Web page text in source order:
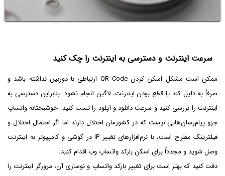
سرعت اینترنت و دسترسی به اینترنت را چک کنید
ممکن است مشکل اسکن کردن QR Code ارتباطی با دوربین نداشته باشد و
صرفاً به دلیل کند یا قطع بودن اینترنت، لاگین انجام نشود. بنابراین دسترسی به
اینترنت را بررسی کنید و سرعت دانلود و آپلود را تست کنید. خوشبختانه واتساپ
جزو پیام‌رسان‌هایی نیست که در کشورمان اختلال دارند اما اگر احتمال اختلال و
فیلترینگ مطرح است، با نرم‌افزارهای تغییر IP در گوشی و کامپیوتر به اینترنت
وصل شوید و مجدداً برای اسکن بارکد واتساپ وب اقدام کنید.
دقت کنید که بهتر است برای تغییر بارکد واتساپ و نوسازی آن، مرورگر اینترنت را